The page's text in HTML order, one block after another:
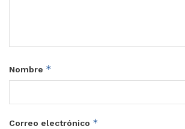
Nombre *
Correo electrónico *